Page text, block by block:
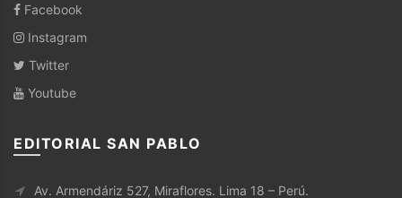
Facebook
Instagram
Twitter
Youtube
EDITORIAL SAN PABLO
Av. Armendáriz 527, Miraflores. Lima 18 – Perú.